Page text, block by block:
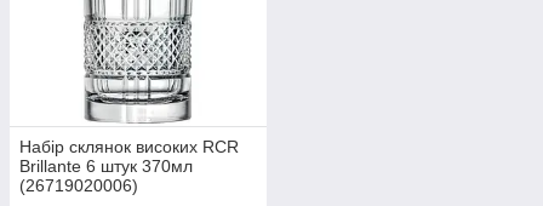
Набір склянок високих RCR
Brillante 6 штук 370мл
(26719020006)